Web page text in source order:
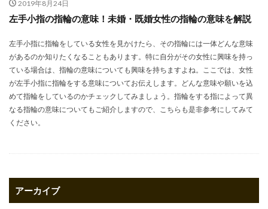
2019年8月24日
左手小指の指輪の意味！未婚・既婚女性の指輪の意味を解説
左手小指に指輪をしている女性を見かけたら、その指輪には一体どんな意味
があるのか知りたくなることもあります。特に自分がその女性に興味を持っ
ている場合は、指輪の意味についても興味を持ちますよね。ここでは、女性
が左手小指に指輪をする意味についてお伝えします。どんな意味や願いを込
めて指輪をしているのかチェックしてみましょう。指輪をする指によって異
なる指輪の意味についてもご紹介しますので、こちらも是非参考にしてみて
ください。
アーカイブ